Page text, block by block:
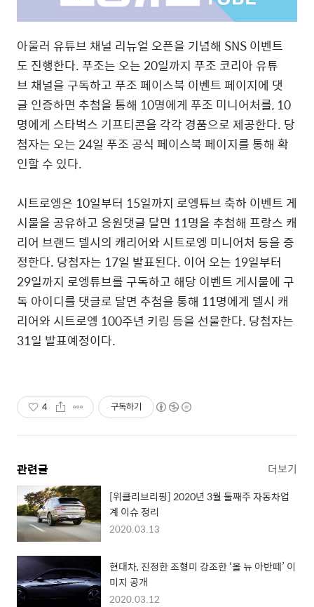
아울러 유튜브 채널 리뉴얼 오픈을 기념해 SNS 이벤트
도 진행한다. 푸조는 오는 20일까지 푸조 코리아 유튜
브 채널을 구독하고 푸조 페이스북 이벤트 페이지에 댓
글 인증하면 추첨을 통해 10명에게 푸조 미니어처를, 10
명에게 스타벅스 기프티콘을 각각 경품으로 제공한다. 당
첨자는 오는 24일 푸조 공식 페이스북 페이지를 통해 확
인할 수 있다.
시트로엥은 10일부터 15일까지 로엥튜브 축하 이벤트 게
시물을 공유하고 응원댓글 달면 11명을 추첨해 프랑스 캐
리어 브랜드 델시의 캐리어와 시트로엥 미니어처 등을 증
정한다. 당첨자는 17일 발표된다. 이어 오는 19일부터
29일까지 로엥튜브를 구독하고 해당 이벤트 게시물에 구
독 아이디를 댓글로 달면 추첨을 통해 11명에게 델시 캐
리어와 시트로엥 100주년 키링 등을 선물한다. 당첨자는
31일 발표예정이다.
4 구독하기
관련글 더보기
[위클리브리핑] 2020년 3월 둘째주 자동차업
계 이슈 정리
2020.03.13
현대차, 진정한 조형미 강조한 ‘올 뉴 아반떼’ 이
미지 공개
2020.03.12